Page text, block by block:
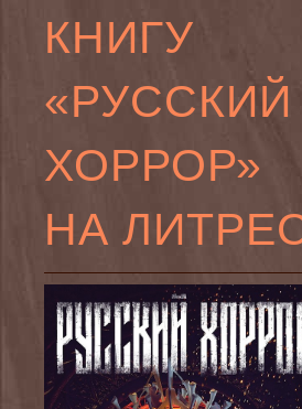
КНИГУ
«РУССКИЙ
ХОРРОР»
НА